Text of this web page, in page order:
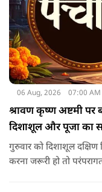
06 Aug, 2026 07:00 AM
श्रावण कृष्ण अष्टमी
दिशाशूल और पूजा का
गुरुवार को दिशाशूल दक्षिण
करना जरूरी हो तो